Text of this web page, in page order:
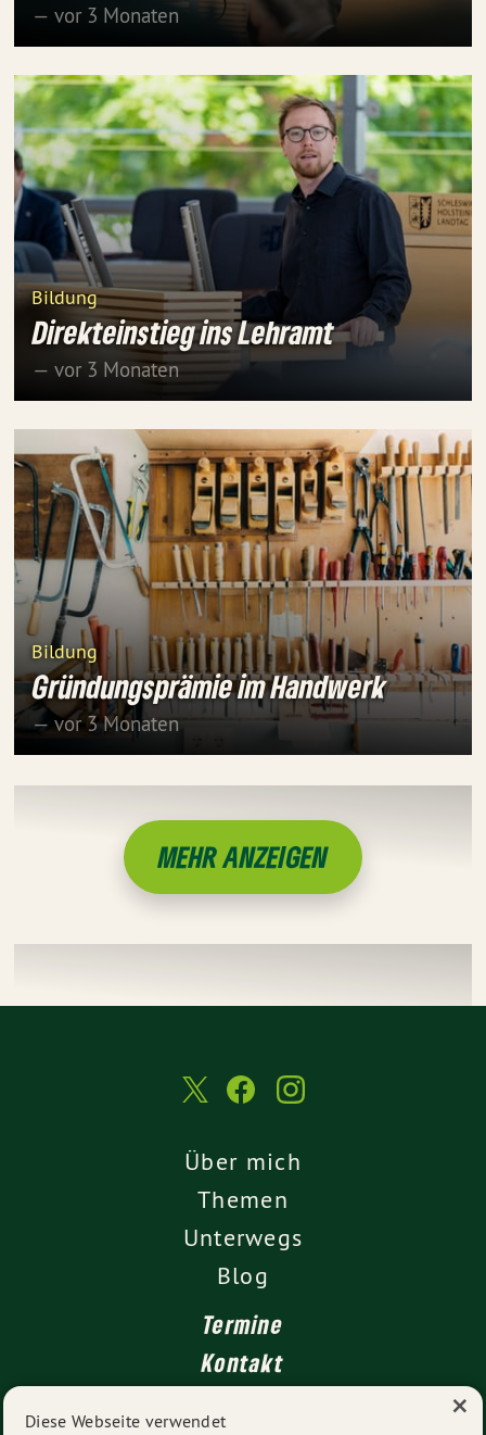
— vor 3 Monaten
Bildung
Direkteinstieg ins Lehramt
— vor 3 Monaten
Bildung
Gründungsprämie im Handwerk
— vor 3 Monaten
MEHR ANZEIGEN
Über mich
Themen
Unterwegs
Blog
Termine
Kontakt
Diese Webseite verwendet ×